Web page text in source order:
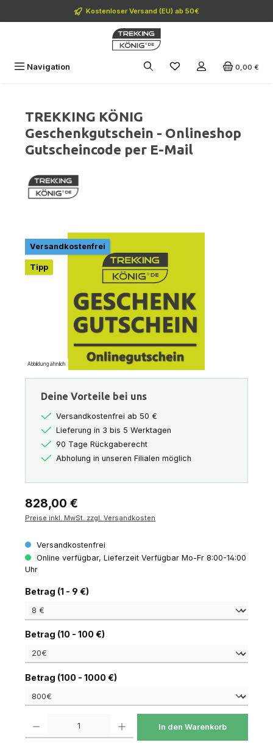
Zum Hauptinhalt springenKostenloser Versand (EU) ab 50€
Navigation 0,00 €
TREKKING KÖNIG
Geschenkgutschein - Onlineshop
Gutscheincode per E-Mail
Bildergalerie überspringen
Versandkostenfrei
Tipp
Abbildung ähnlich
Deine Vorteile bei uns
Versandkostenfrei ab 50 €
Lieferung in 3 bis 5 Werktagen
90 Tage Rückgaberecht
Abholung in unseren Filialen möglich
Regulärer Preis:
828,00 €
Preise inkl. MwSt. zzgl. Versandkosten
Versandkostenfrei
Online verfügbar, Lieferzeit Verfügbar Mo-Fr 8:00-14:00
Uhr
Betrag (1 - 9 €)auswählen
Betrag (10 - 100 €)auswählen
Betrag (100 - 1000 €)auswählen
In den Warenkorb